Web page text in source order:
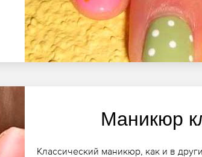
Маникюр
Классический маникюр, как и в